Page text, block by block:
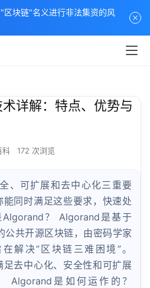
详解：特点、优势与
科 172 次浏览
、可扩展和去中心化三重要
同时满足这些要求，快速处
？ Algorand是基于
公共开源区块链，由密码学家
解决”区块链三难困境”。
去中心化、安全性和可扩展
Algorand是如何运作的？
块链"名义进行非法集资的风